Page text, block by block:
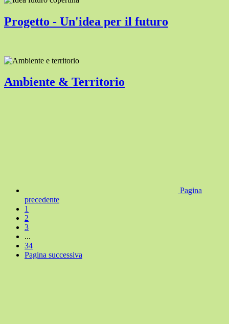
Progetto - Un'idea per il futuro
Ambiente & Territorio
Pagina
precedente
1
2
3
...
34
Pagina successiva